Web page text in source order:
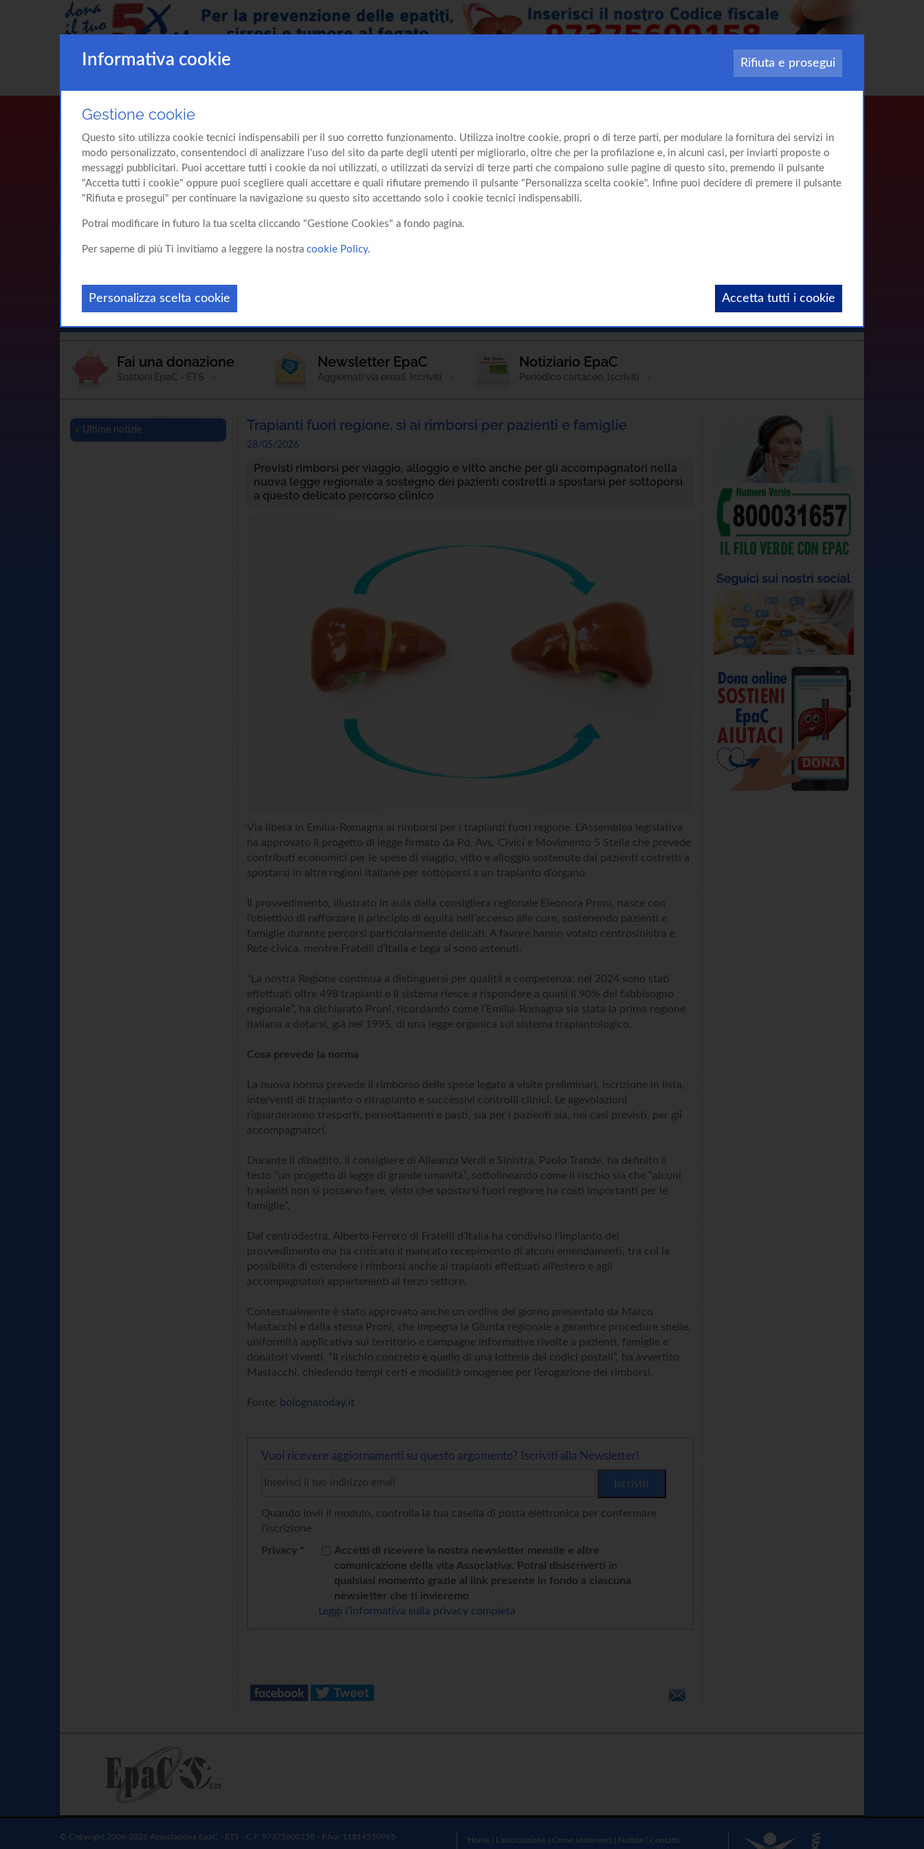
Fai una donazione
Sostieni EpaC - ETS
Newsletter EpaC
Aggiornati via email. Iscriviti
Notiziario EpaC
Periodico cartaceo. Iscriviti
Ultime notizie Trapianti fuori regione, sì ai rimborsi per pazienti e famiglie
28/05/2026
Previsti rimborsi per viaggio, alloggio e vitto anche per gli accompagnatori nella
nuova legge regionale a sostegno dei pazienti costretti a spostarsi per sottoporsi
a questo delicato percorso clinico
Via libera in Emilia-Romagna ai rimborsi per i trapianti fuori regione. L’Assemblea legislativa
ha approvato il progetto di legge firmato da Pd, Avs, Civici e Movimento 5 Stelle che prevede
contributi economici per le spese di viaggio, vitto e alloggio sostenute dai pazienti costretti a
spostarsi in altre regioni italiane per sottoporsi a un trapianto d’organo.
Il provvedimento, illustrato in aula dalla consigliera regionale Eleonora Proni, nasce con
l’obiettivo di rafforzare il principio di equità nell’accesso alle cure, sostenendo pazienti e
famiglie durante percorsi particolarmente delicati. A favore hanno votato centrosinistra e
Rete civica, mentre Fratelli d’Italia e Lega si sono astenuti.
“La nostra Regione continua a distinguersi per qualità e competenza: nel 2024 sono stati
effettuati oltre 498 trapianti e il sistema riesce a rispondere a quasi il 90% del fabbisogno
regionale”, ha dichiarato Proni, ricordando come l’Emilia-Romagna sia stata la prima regione
italiana a dotarsi, già nel 1995, di una legge organica sul sistema trapiantologico.
Cosa prevede la norma
La nuova norma prevede il rimborso delle spese legate a visite preliminari, iscrizione in lista,
interventi di trapianto o ritrapianto e successivi controlli clinici. Le agevolazioni
riguarderanno trasporti, pernottamenti e pasti, sia per i pazienti sia, nei casi previsti, per gli
accompagnatori.
Durante il dibattito, il consigliere di Alleanza Verdi e Sinistra, Paolo Trande, ha definito il
testo “un progetto di legge di grande umanità”, sottolineando come il rischio sia che “alcuni
trapianti non si possano fare, visto che spostarsi fuori regione ha costi importanti per le
famiglie”.
Dal centrodestra, Alberto Ferrero di Fratelli d’Italia ha condiviso l’impianto del
provvedimento ma ha criticato il mancato recepimento di alcuni emendamenti, tra cui la
possibilità di estendere i rimborsi anche ai trapianti effettuati all’estero e agli
accompagnatori appartenenti al terzo settore.
Contestualmente è stato approvato anche un ordine del giorno presentato da Marco
Mastacchi e dalla stessa Proni, che impegna la Giunta regionale a garantire procedure snelle,
uniformità applicativa sul territorio e campagne informative rivolte a pazienti, famiglie e
donatori viventi. “Il rischio concreto è quello di una lotteria dei codici postali”, ha avvertito
Mastacchi, chiedendo tempi certi e modalità omogenee per l’erogazione dei rimborsi.
Fonte: bolognatoday.it
Vuoi ricevere aggiornamenti su questo argomento? Iscriviti alla Newsletter!
Quando invii il modulo, controlla la tua casella di posta elettronica per confermare
l’iscrizione
Privacy *
Accetti di ricevere la nostra newsletter mensile e altre
comunicazione della vita Associativa. Potrai disiscriverti in
qualsiasi momento grazie al link presente in fondo a ciascuna
newsletter che ti invieremo
Leggi l’informativa sulla privacy completa
© Copyright 2006-2026 Associazione EpaC - ETS - C.F. 97375600158 - P.Iva: 11814550965 Home| L'associazione| Come sostenerci Notizie| Contatti
Informativa cookie Rifiuta e prosegui
Gestione cookie
Questo sito utilizza cookie tecnici indispensabili per il suo corretto funzionamento. Utilizza inoltre cookie, propri o di terze parti, per modulare la fornitura dei servizi in
modo personalizzato, consentendoci di analizzare l'uso del sito da parte degli utenti per migliorarlo, oltre che per la profilazione e, in alcuni casi, per inviarti proposte o
messaggi pubblicitari. Puoi accettare tutti i cookie da noi utilizzati, o utilizzati da servizi di terze parti che compaiono sulle pagine di questo sito, premendo il pulsante
"Accetta tutti i cookie" oppure puoi scegliere quali accettare e quali rifiutare premendo il pulsante "Personalizza scelta cookie". Infine puoi decidere di premere il pulsante
"Rifiuta e prosegui" per continuare la navigazione su questo sito accettando solo i cookie tecnici indispensabili.
Potrai modificare in futuro la tua scelta cliccando "Gestione Cookies" a fondo pagina.
Per saperne di più Ti invitiamo a leggere la nostra cookie Policy.
Personalizza scelta cookie Accetta tutti i cookie